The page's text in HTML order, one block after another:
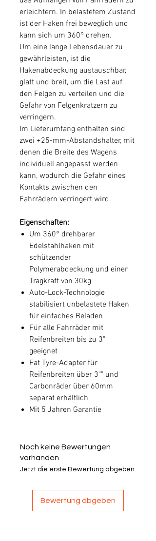
erleichtern. In belastetem Zustand
ist der Haken frei beweglich und
kann sich um 360° drehen.
Um eine lange Lebensdauer zu
gewährleisten, ist die
Hakenabdeckung austauschbar,
glatt und breit, um die Last auf
den Felgen zu verteilen und die
Gefahr von Felgenkratzern zu
verringern.
Im Lieferumfang enthalten sind
zwei +25-mm-Abstandshalter, mit
denen die Breite des Wagens
individuell angepasst werden
kann, wodurch die Gefahr eines
Kontakts zwischen den
Fahrrädern verringert wird.
Eigenschaften:
Um 360° drehbarer
Edelstahlhaken mit
schützender
Polymerabdeckung und einer
Tragkraft von 30kg
Auto-Lock-Technologie
stabilisiert unbelastete Haken
für einfaches Beladen
Für alle Fahrräder mit
Reifenbreiten bis zu 3""
geeignet
Fat Tyre-Adapter für
Reifenbreiten über 3"" und
Carbonräder über 60mm
separat erhältlich
Mit 5 Jahren Garantie
Noch keine Bewertungen
vorhanden
Jetzt die erste Bewertung abgeben.
Bewertung abgeben